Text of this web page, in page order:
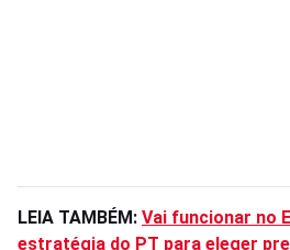
LEIA TAMBÉM: Vai funcionar no
estratégia do PT para eleger